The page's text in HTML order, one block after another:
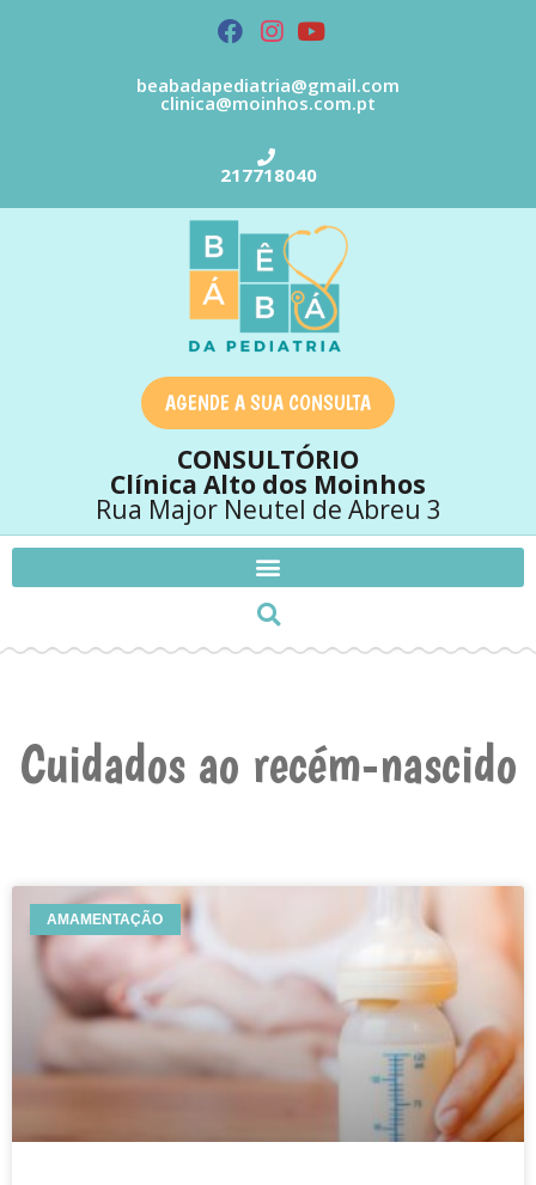
beabadapediatria@gmail.com
clinica@moinhos.com.pt
217718040
AGENDE A SUA CONSULTA
CONSULTÓRIO
Clínica Alto dos Moinhos
Rua Major Neutel de Abreu 3
Cuidados ao recém-nascido
AMAMENTAÇÃO